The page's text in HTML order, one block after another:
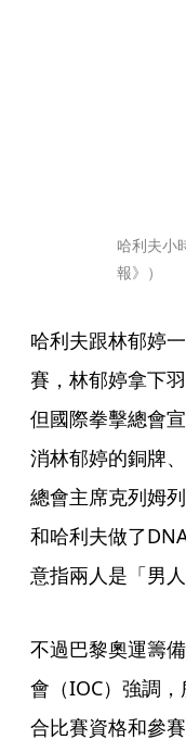
哈利夫小
報》）
哈利夫跟林郁婷
賽，林郁婷拿下
但國際拳擊總會
消林郁婷的銅牌
總會主席克列姆
和哈利夫做了
意指兩人是「男
不過巴黎奧運籌
會（IOC）強調
合比賽資格和參